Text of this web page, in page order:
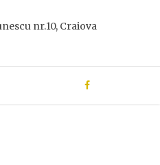
nr.10, Craiova